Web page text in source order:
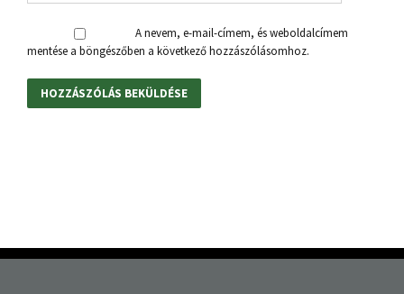
A nevem, e-mail-címem, és weboldalcímem
mentése a böngészőben a következő hozzászólásomhoz.